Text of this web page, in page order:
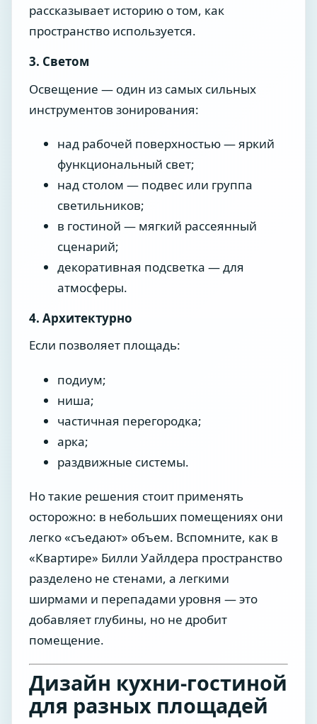
рассказывает историю о том, как
пространство используется.
3. Светом
Освещение — один из самых сильных
инструментов зонирования:
над рабочей поверхностью — яркий
функциональный свет;
над столом — подвес или группа
светильников;
в гостиной — мягкий рассеянный
сценарий;
декоративная подсветка — для
атмосферы.
4. Архитектурно
Если позволяет площадь:
подиум;
ниша;
частичная перегородка;
арка;
раздвижные системы.
Но такие решения стоит применять
осторожно: в небольших помещениях они
легко «съедают» объем. Вспомните, как в
«Квартире» Билли Уайлдера пространство
разделено не стенами, а легкими
ширмами и перепадами уровня — это
добавляет глубины, но не дробит
помещение.
Дизайн кухни-гостиной
для разных площадей